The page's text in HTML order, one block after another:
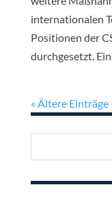
internationalen
Positionen der
durchgesetzt.
« Ältere Einträge
Suchen